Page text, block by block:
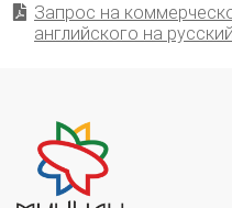
Запрос на
английского на русский